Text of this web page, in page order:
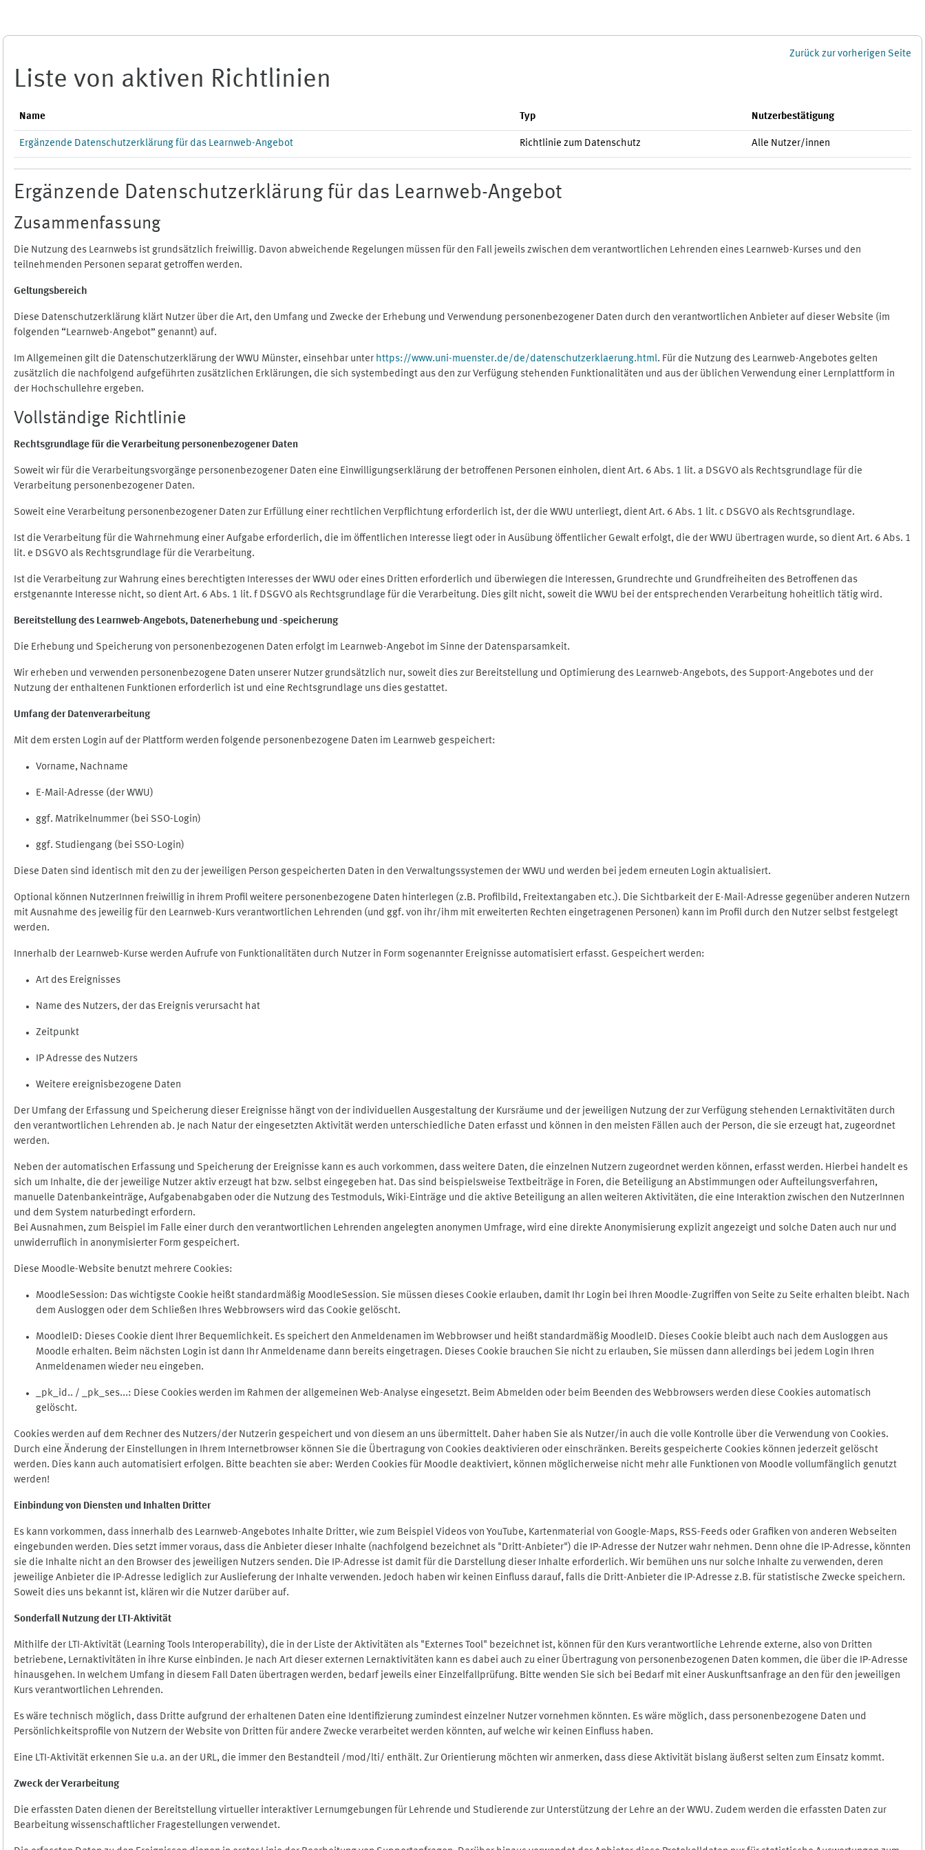
Zurück zur vorherigen Seite
Liste von aktiven Richtlinien
Name Typ Nutzerbestätigung
Ergänzende Datenschutzerklärung für das Learnweb-Angebot Richtlinie zum Datenschutz Alle Nutzer/innen
Ergänzende Datenschutzerklärung für das Learnweb-Angebot
Zusammenfassung
Die Nutzung des Learnwebs ist grundsätzlich freiwillig. Davon abweichende Regelungen müssen für den Fall jeweils zwischen dem verantwortlichen Lehrenden eines Learnweb-Kurses und den
teilnehmenden Personen separat getroffen werden.
Geltungsbereich
Diese Datenschutzerklärung klärt Nutzer über die Art, den Umfang und Zwecke der Erhebung und Verwendung personenbezogener Daten durch den verantwortlichen Anbieter auf dieser Website (im
folgenden “Learnweb-Angebot” genannt) auf.
Im Allgemeinen gilt die Datenschutzerklärung der WWU Münster, einsehbar unter https://www.uni-muenster.de/de/datenschutzerklaerung.html. Für die Nutzung des Learnweb-Angebotes gelten
zusätzlich die nachfolgend aufgeführten zusätzlichen Erklärungen, die sich systembedingt aus den zur Verfügung stehenden Funktionalitäten und aus der üblichen Verwendung einer Lernplattform in
der Hochschullehre ergeben.
Vollständige Richtlinie
Rechtsgrundlage für die Verarbeitung personenbezogener Daten
Soweit wir für die Verarbeitungsvorgänge personenbezogener Daten eine Einwilligungserklärung der betroffenen Personen einholen, dient Art. 6 Abs. 1 lit. a DSGVO als Rechtsgrundlage für die
Verarbeitung personenbezogener Daten.
Soweit eine Verarbeitung personenbezogener Daten zur Erfüllung einer rechtlichen Verpflichtung erforderlich ist, der die WWU unterliegt, dient Art. 6 Abs. 1 lit. c DSGVO als Rechtsgrundlage.
Ist die Verarbeitung für die Wahrnehmung einer Aufgabe erforderlich, die im öffentlichen Interesse liegt oder in Ausübung öffentlicher Gewalt erfolgt, die der WWU übertragen wurde, so dient Art. 6 Abs. 1
lit. e DSGVO als Rechtsgrundlage für die Verarbeitung.
Ist die Verarbeitung zur Wahrung eines berechtigten Interesses der WWU oder eines Dritten erforderlich und überwiegen die Interessen, Grundrechte und Grundfreiheiten des Betroffenen das
erstgenannte Interesse nicht, so dient Art. 6 Abs. 1 lit. f DSGVO als Rechtsgrundlage für die Verarbeitung. Dies gilt nicht, soweit die WWU bei der entsprechenden Verarbeitung hoheitlich tätig wird.
Bereitstellung des Learnweb-Angebots, Datenerhebung und -speicherung
Die Erhebung und Speicherung von personenbezogenen Daten erfolgt im Learnweb-Angebot im Sinne der Datensparsamkeit.
Wir erheben und verwenden personenbezogene Daten unserer Nutzer grundsätzlich nur, soweit dies zur Bereitstellung und Optimierung des Learnweb-Angebots, des Support-Angebotes und der
Nutzung der enthaltenen Funktionen erforderlich ist und eine Rechtsgrundlage uns dies gestattet.
Umfang der Datenverarbeitung
Mit dem ersten Login auf der Plattform werden folgende personenbezogene Daten im Learnweb gespeichert:
Vorname, Nachname
E-Mail-Adresse (der WWU)
ggf. Matrikelnummer (bei SSO-Login)
ggf. Studiengang (bei SSO-Login)
Diese Daten sind identisch mit den zu der jeweiligen Person gespeicherten Daten in den Verwaltungssystemen der WWU und werden bei jedem erneuten Login aktualisiert.
Optional können NutzerInnen freiwillig in ihrem Profil weitere personenbezogene Daten hinterlegen (z.B. Profilbild, Freitextangaben etc.). Die Sichtbarkeit der E-Mail-Adresse gegenüber anderen Nutzern
mit Ausnahme des jeweilig für den Learnweb-Kurs verantwortlichen Lehrenden (und ggf. von ihr/ihm mit erweiterten Rechten eingetragenen Personen) kann im Profil durch den Nutzer selbst festgelegt
werden.
Innerhalb der Learnweb-Kurse werden Aufrufe von Funktionalitäten durch Nutzer in Form sogenannter Ereignisse automatisiert erfasst. Gespeichert werden:
Art des Ereignisses
Name des Nutzers, der das Ereignis verursacht hat
Zeitpunkt
IP Adresse des Nutzers
Weitere ereignisbezogene Daten
Der Umfang der Erfassung und Speicherung dieser Ereignisse hängt von der individuellen Ausgestaltung der Kursräume und der jeweiligen Nutzung der zur Verfügung stehenden Lernaktivitäten durch
den verantwortlichen Lehrenden ab. Je nach Natur der eingesetzten Aktivität werden unterschiedliche Daten erfasst und können in den meisten Fällen auch der Person, die sie erzeugt hat, zugeordnet
werden.
Neben der automatischen Erfassung und Speicherung der Ereignisse kann es auch vorkommen, dass weitere Daten, die einzelnen Nutzern zugeordnet werden können, erfasst werden. Hierbei handelt es
sich um Inhalte, die der jeweilige Nutzer aktiv erzeugt hat bzw. selbst eingegeben hat. Das sind beispielsweise Textbeiträge in Foren, die Beteiligung an Abstimmungen oder Aufteilungsverfahren,
manuelle Datenbankeinträge, Aufgabenabgaben oder die Nutzung des Testmoduls, Wiki-Einträge und die aktive Beteiligung an allen weiteren Aktivitäten, die eine Interaktion zwischen den NutzerInnen
und dem System naturbedingt erfordern.
Bei Ausnahmen, zum Beispiel im Falle einer durch den verantwortlichen Lehrenden angelegten anonymen Umfrage, wird eine direkte Anonymisierung explizit angezeigt und solche Daten auch nur und
unwiderruflich in anonymisierter Form gespeichert.
Diese Moodle-Website benutzt mehrere Cookies:
MoodleSession: Das wichtigste Cookie heißt standardmäßig MoodleSession. Sie müssen dieses Cookie erlauben, damit Ihr Login bei Ihren Moodle-Zugriffen von Seite zu Seite erhalten bleibt. Nach
dem Ausloggen oder dem Schließen Ihres Webbrowsers wird das Cookie gelöscht.
MoodleID: Dieses Cookie dient Ihrer Bequemlichkeit. Es speichert den Anmeldenamen im Webbrowser und heißt standardmäßig MoodleID. Dieses Cookie bleibt auch nach dem Ausloggen aus
Moodle erhalten. Beim nächsten Login ist dann Ihr Anmeldename dann bereits eingetragen. Dieses Cookie brauchen Sie nicht zu erlauben, Sie müssen dann allerdings bei jedem Login Ihren
Anmeldenamen wieder neu eingeben.
_pk_id.. / _pk_ses...: Diese Cookies werden im Rahmen der allgemeinen Web-Analyse eingesetzt. Beim Abmelden oder beim Beenden des Webbrowsers werden diese Cookies automatisch
gelöscht.
Cookies werden auf dem Rechner des Nutzers/der Nutzerin gespeichert und von diesem an uns übermittelt. Daher haben Sie als Nutzer/in auch die volle Kontrolle über die Verwendung von Cookies.
Durch eine Änderung der Einstellungen in Ihrem Internetbrowser können Sie die Übertragung von Cookies deaktivieren oder einschränken. Bereits gespeicherte Cookies können jederzeit gelöscht
werden. Dies kann auch automatisiert erfolgen. Bitte beachten sie aber: Werden Cookies für Moodle deaktiviert, können möglicherweise nicht mehr alle Funktionen von Moodle vollumfänglich genutzt
werden!
Einbindung von Diensten und Inhalten Dritter
Es kann vorkommen, dass innerhalb des Learnweb-Angebotes Inhalte Dritter, wie zum Beispiel Videos von YouTube, Kartenmaterial von Google-Maps, RSS-Feeds oder Grafiken von anderen Webseiten
eingebunden werden. Dies setzt immer voraus, dass die Anbieter dieser Inhalte (nachfolgend bezeichnet als "Dritt-Anbieter") die IP-Adresse der Nutzer wahr nehmen. Denn ohne die IP-Adresse, könnten
sie die Inhalte nicht an den Browser des jeweiligen Nutzers senden. Die IP-Adresse ist damit für die Darstellung dieser Inhalte erforderlich. Wir bemühen uns nur solche Inhalte zu verwenden, deren
jeweilige Anbieter die IP-Adresse lediglich zur Auslieferung der Inhalte verwenden. Jedoch haben wir keinen Einfluss darauf, falls die Dritt-Anbieter die IP-Adresse z.B. für statistische Zwecke speichern.
Soweit dies uns bekannt ist, klären wir die Nutzer darüber auf.
Sonderfall Nutzung der LTI-Aktivität
Mithilfe der LTI-Aktivität (Learning Tools Interoperability), die in der Liste der Aktivitäten als "Externes Tool" bezeichnet ist, können für den Kurs verantwortliche Lehrende externe, also von Dritten
betriebene, Lernaktivitäten in ihre Kurse einbinden. Je nach Art dieser externen Lernaktivitäten kann es dabei auch zu einer Übertragung von personenbezogenen Daten kommen, die über die IP-Adresse
hinausgehen. In welchem Umfang in diesem Fall Daten übertragen werden, bedarf jeweils einer Einzelfallprüfung. Bitte wenden Sie sich bei Bedarf mit einer Auskunftsanfrage an den für den jeweiligen
Kurs verantwortlichen Lehrenden.
Es wäre technisch möglich, dass Dritte aufgrund der erhaltenen Daten eine Identifizierung zumindest einzelner Nutzer vornehmen könnten. Es wäre möglich, dass personenbezogene Daten und
Persönlichkeitsprofile von Nutzern der Website von Dritten für andere Zwecke verarbeitet werden könnten, auf welche wir keinen Einfluss haben.
Eine LTI-Aktivität erkennen Sie u.a. an der URL, die immer den Bestandteil /mod/lti/ enthält. Zur Orientierung möchten wir anmerken, dass diese Aktivität bislang äußerst selten zum Einsatz kommt.
Zweck der Verarbeitung
Die erfassten Daten dienen der Bereitstellung virtueller interaktiver Lernumgebungen für Lehrende und Studierende zur Unterstützung der Lehre an der WWU. Zudem werden die erfassten Daten zur
Bearbeitung wissenschaftlicher Fragestellungen verwendet.